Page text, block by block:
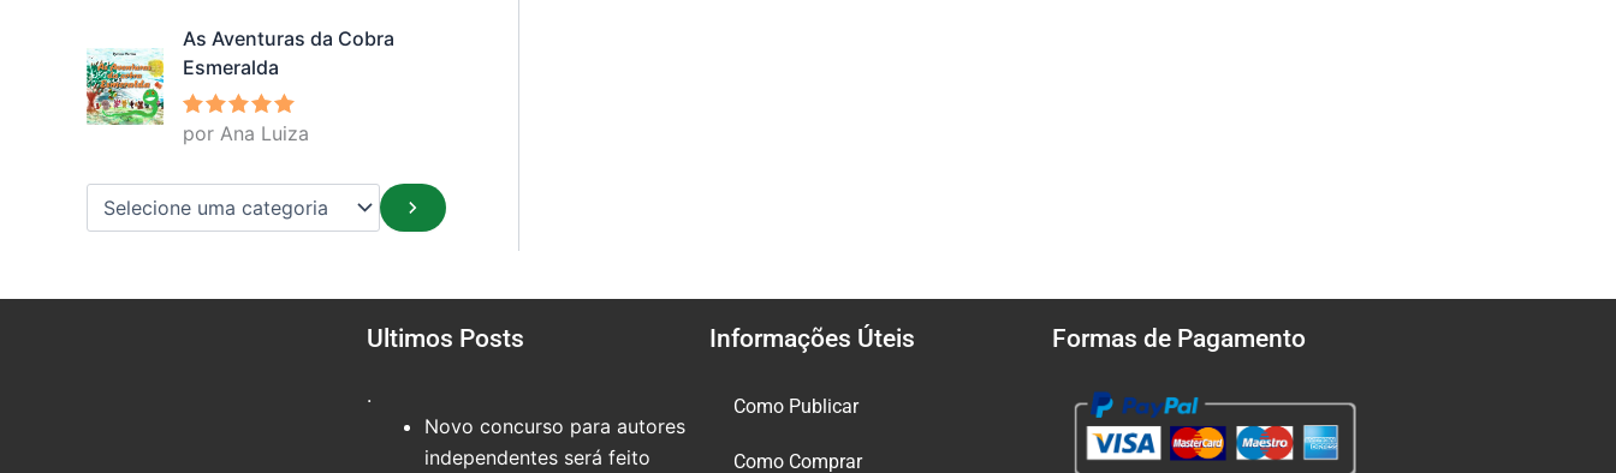
As Aventuras da Cobra
Esmeralda
Avaliação
5
por Ana Luiza
Ultimos Posts
.
Novo concurso para autores
independentes será feito
Informações Úteis
Como Publicar
Como Comprar
Formas de Pagamento